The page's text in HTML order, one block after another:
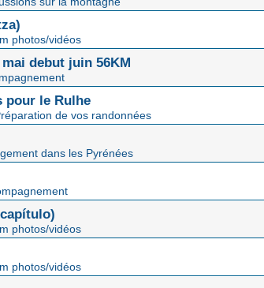
photos/vidéos
debut juin 56KM
pour le Rulhe
de vos randonnées
dans les Pyrénées
photos/vidéos
photos/vidéos